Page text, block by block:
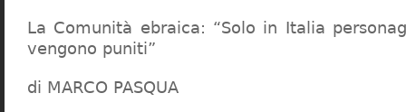
La Comunità ebraica: “Solo in Italia
vengono puniti”
di MARCO PASQUA